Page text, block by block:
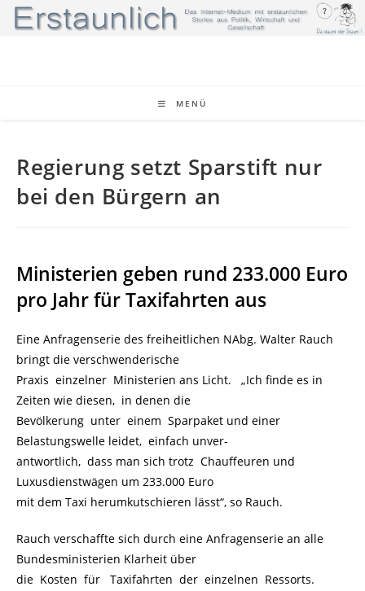
Zum
Inhalt
MENÜ
Regierung setzt Sparstift nur
bei den Bürgern an
Ministerien geben rund 233.000 Euro
pro Jahr für Taxifahrten aus
Eine Anfragenserie des freiheitlichen NAbg. Walter Rauch
bringt die verschwenderische
Praxis einzelner Ministerien ans Licht. „Ich finde es in
Zeiten wie diesen, in denen die
Bevölkerung unter einem Sparpaket und einer
Belastungswelle leidet, einfach unver-
antwortlich, dass man sich trotz Chauffeuren und
Luxusdienstwägen um 233.000 Euro
mit dem Taxi herumkutschieren lässt“, so Rauch.
Rauch verschaffte sich durch eine Anfragenserie an alle
Bundesministerien Klarheit über
die Kosten für Taxifahrten der einzelnen Ressorts.